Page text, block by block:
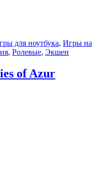
для ноутбука, Игры на
, Ролевые, Экшен
of Azur